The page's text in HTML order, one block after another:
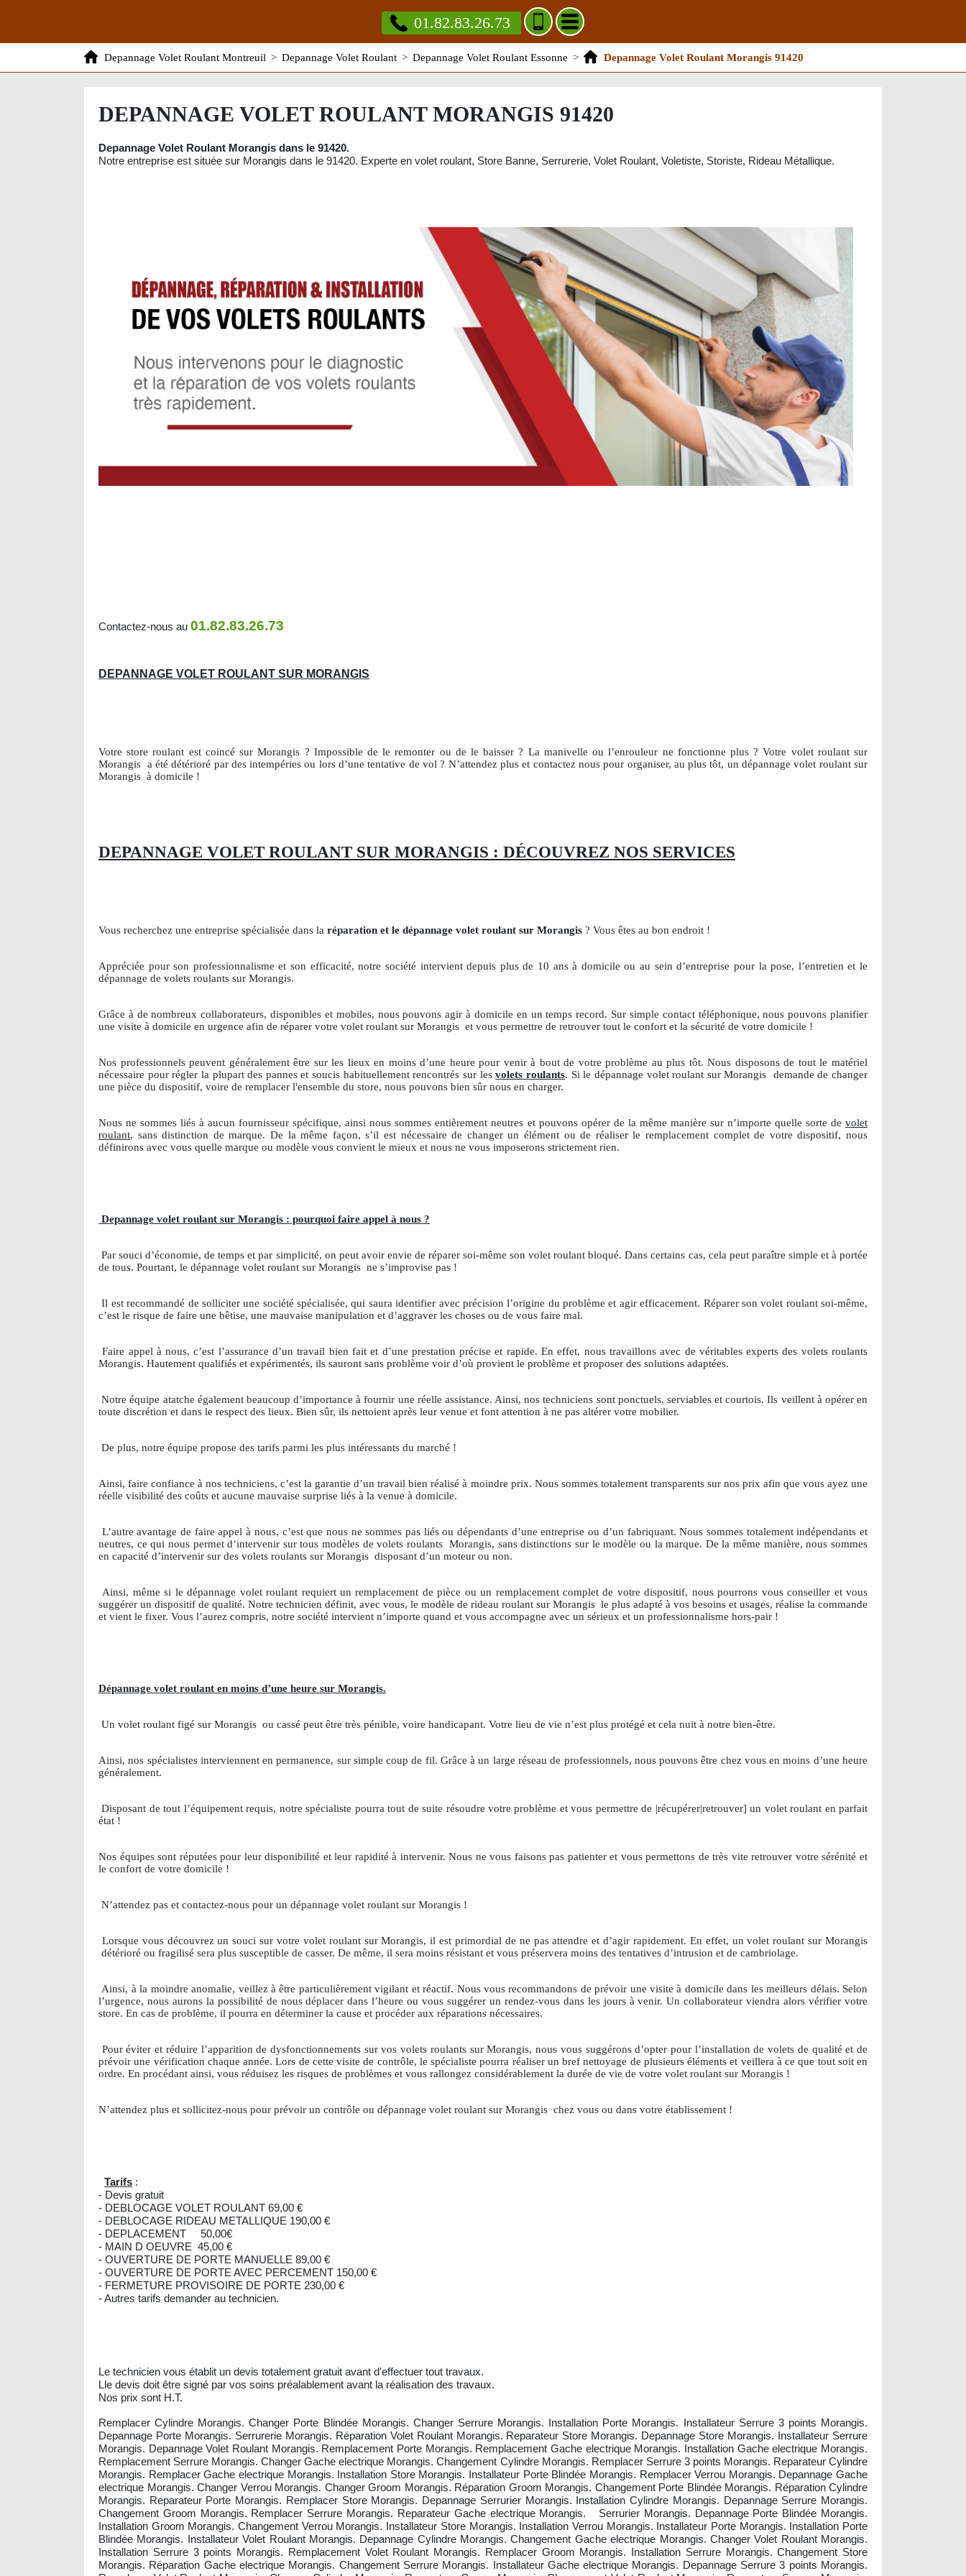
01.82.83.26.73
Depannage Volet Roulant Montreuil > Depannage Volet Roulant > Depannage Volet Roulant Essonne > Depannage Volet Roulant Morangis 91420
DEPANNAGE VOLET ROULANT MORANGIS 91420
Depannage Volet Roulant Morangis dans le 91420.
Notre entreprise est située sur Morangis dans le 91420. Experte en volet roulant, Store Banne, Serrurerie, Volet Roulant, Voletiste, Storiste, Rideau Métallique.
Contactez-nous au 01.82.83.26.73
DEPANNAGE VOLET ROULANT SUR MORANGIS
Votre store roulant est coincé sur Morangis ? Impossible de le remonter ou de le baisser ? La manivelle ou l’enrouleur ne fonctionne plus ? Votre volet roulant sur
Morangis a été détérioré par des intempéries ou lors d’une tentative de vol ? N’attendez plus et contactez nous pour organiser, au plus tôt, un dépannage volet roulant sur
Morangis à domicile !
DEPANNAGE VOLET ROULANT SUR MORANGIS : DÉCOUVREZ NOS SERVICES
Vous recherchez une entreprise spécialisée dans la réparation et le dépannage volet roulant sur Morangis ? Vous êtes au bon endroit !
Appréciée pour son professionnalisme et son efficacité, notre société intervient depuis plus de 10 ans à domicile ou au sein d’entreprise pour la pose, l’entretien et le
dépannage de volets roulants sur Morangis.
Grâce à de nombreux collaborateurs, disponibles et mobiles, nous pouvons agir à domicile en un temps record. Sur simple contact téléphonique, nous pouvons planifier
une visite à domicile en urgence afin de réparer votre volet roulant sur Morangis et vous permettre de retrouver tout le confort et la sécurité de votre domicile !
Nos professionnels peuvent généralement être sur les lieux en moins d’une heure pour venir à bout de votre problème au plus tôt. Nous disposons de tout le matériel
nécessaire pour régler la plupart des pannes et soucis habituellement rencontrés sur lesvolets roulants. Si le dépannage volet roulant sur Morangis
demande de changer
une pièce du dispositif, voire de remplacer l'ensemble du store, nous pouvons bien sûr nous en charger.
Nous ne sommes liés à aucun fournisseur spécifique, ainsi nous sommes entièrement neutres et pouvons opérer de la même manière sur n’importe quelle sorte de volet
roulant, sans distinction de marque. De la même façon, s’il est nécessaire de changer un élément ou de réaliser le remplacement complet de votre dispositif, nous
définirons avec vous quelle marque ou modèle vous convient le mieux et nous ne vous imposerons strictement rien.
Depannage volet roulant sur Morangis : pourquoi faire appel à nous ?
Par souci d’économie, de temps et par simplicité, on peut avoir envie de réparer soi-même son volet roulant bloqué. Dans certains cas, cela peut paraître simple et à portée
de tous. Pourtant, le dépannage volet roulant sur Morangis ne s’improvise pas !
Il est recommandé de solliciter une société spécialisée, qui saura identifier avec précision l’origine du problème et agir efficacement. Réparer son volet roulant soi-même,
c’est le risque de faire une bêtise, une mauvaise manipulation et d’aggraver les choses ou de vous faire mal.
Faire appel à nous, c’est l’assurance d’un travail bien fait et d’une prestation précise et rapide. En effet, nous travaillons avec de véritables experts des volets roulants
Morangis. Hautement qualifiés et expérimentés, ils sauront sans problème voir d’où provient le problème et proposer des solutions adaptées.
Notre équipe atatche également beaucoup d’importance à fournir une réelle assistance. Ainsi, nos techniciens sont ponctuels, serviables et courtois. Ils veillent à opérer en
toute discrétion et dans le respect des lieux. Bien sûr, ils nettoient après leur venue et font attention à ne pas altérer votre mobilier.
De plus, notre équipe propose des tarifs parmi les plus intéressants du marché !
Ainsi, faire confiance à nos techniciens, c’est la garantie d’un travail bien réalisé à moindre prix. Nous sommes totalement transparents sur nos prix afin que vous ayez une
réelle visibilité des coûts et aucune mauvaise surprise liés à la venue à domicile.
L’autre avantage de faire appel à nous, c’est que nous ne sommes pas liés ou dépendants d’une entreprise ou d’un fabriquant. Nous sommes totalement indépendants et
neutres, ce qui nous permet d’intervenir sur tous modèles de volets roulants Morangis, sans distinctions sur le modèle ou la marque. De la même manière, nous sommes
en capacité d’intervenir sur des volets roulants sur Morangis disposant d’un moteur ou non.
Ainsi, même si le dépannage volet roulant requiert un remplacement de pièce ou un remplacement complet de votre dispositif, nous pourrons vous conseiller et vous
suggérer un dispositif de qualité. Notre technicien définit, avec vous, le modèle de rideau roulant sur Morangis le plus adapté à vos besoins et usages, réalise la commande
et vient le fixer. Vous l’aurez compris, notre société intervient n’importe quand et vous accompagne avec un sérieux et un professionnalisme hors-pair !
Dépannage volet roulant en moins d’une heure sur Morangis.
Un volet roulant figé sur Morangis ou cassé peut être très pénible, voire handicapant. Votre lieu de vie n’est plus protégé et cela nuit à notre bien-être.
Ainsi, nos spécialistes interviennent en permanence, sur simple coup de fil. Grâce à un large réseau de professionnels, nous pouvons être chez vous en moins d’une heure
généralement.
Disposant de tout l’équipement requis, notre spécialiste pourra tout de suite résoudre votre problème et vous permettre de |récupérer|retrouver] un volet roulant en parfait
état !
Nos équipes sont réputées pour leur disponibilité et leur rapidité à intervenir. Nous ne vous faisons pas patienter et vous permettons de très vite retrouver votre sérénité et
le confort de votre domicile !
N’attendez pas et contactez-nous pour un dépannage volet roulant sur Morangis !
Lorsque vous découvrez un souci sur votre volet roulant sur Morangis, il est primordial de ne pas attendre et d’agir rapidement. En effet, un volet roulant sur Morangis
détérioré ou fragilisé sera plus susceptible de casser. De même, il sera moins résistant et vous préservera moins des tentatives d’intrusion et de cambriolage.
Ainsi, à la moindre anomalie, veillez à être particulièrement vigilant et réactif. Nous vous recommandons de prévoir une visite à domicile dans les meilleurs délais. Selon
l’urgence, nous aurons la possibilité de nous déplacer dans l’heure ou vous suggérer un rendez-vous dans les jours à venir. Un collaborateur viendra alors vérifier votre
store. En cas de problème, il pourra en déterminer la cause et procéder aux réparations nécessaires.
Pour éviter et réduire l’apparition de dysfonctionnements sur vos volets roulants sur Morangis, nous vous suggérons d’opter pour l’installation de volets de qualité et de
prévoir une vérification chaque année. Lors de cette visite de contrôle, le spécialiste pourra réaliser un bref nettoyage de plusieurs éléments et veillera à ce que tout soit en
ordre. En procédant ainsi, vous réduisez les risques de problèmes et vous rallongez considérablement la durée de vie de votre volet roulant sur Morangis !
N’attendez plus et sollicitez-nous pour prévoir un contrôle ou dépannage volet roulant sur Morangis chez vous ou dans votre établissement !
Tarifs :
- Devis gratuit
- DEBLOCAGE VOLET ROULANT 69,00 €
- DEBLOCAGE RIDEAU METALLIQUE 190,00 €
- DEPLACEMENT 50,00€
- MAIN D OEUVRE 45,00 €
- OUVERTURE DE PORTE MANUELLE 89,00 €
- OUVERTURE DE PORTE AVEC PERCEMENT 150,00 €
- FERMETURE PROVISOIRE DE PORTE 230,00 €
- Autres tarifs demander au technicien.
Le technicien vous établit un devis totalement gratuit avant d'effectuer tout travaux.
Lle devis doit être signé par vos soins préalablement avant la réalisation des travaux.
Nos prix sont H.T.
Remplacer Cylindre Morangis. Changer Porte Blindée Morangis. Changer Serrure Morangis. Installation Porte Morangis. Installateur Serrure 3 points Morangis.
Depannage Porte Morangis. Serrurerie Morangis. Réparation Volet Roulant Morangis. Reparateur Store Morangis. Depannage Store Morangis. Installateur Serrure
Morangis. Depannage Volet Roulant Morangis. Remplacement Porte Morangis. Remplacement Gache electrique Morangis. Installation Gache electrique Morangis.
Remplacement Serrure Morangis. Changer Gache electrique Morangis. Changement Cylindre Morangis. Remplacer Serrure 3 points Morangis. Reparateur Cylindre
Morangis. Remplacer Gache electrique Morangis. Installation Store Morangis. Installateur Porte Blindée Morangis. Remplacer Verrou Morangis. Depannage Gache
electrique Morangis. Changer Verrou Morangis. Changer Groom Morangis. Réparation Groom Morangis. Changement Porte Blindée Morangis. Réparation Cylindre
Morangis. Reparateur Porte Morangis. Remplacer Store Morangis. Depannage Serrurier Morangis. Installation Cylindre Morangis. Depannage Serrure Morangis.
Changement Groom Morangis. Remplacer Serrure Morangis. Reparateur Gache electrique Morangis. Serrurier Morangis. Depannage Porte Blindée Morangis.
Installation Groom Morangis. Changement Verrou Morangis. Installateur Store Morangis. Installation Verrou Morangis. Installateur Porte Morangis. Installation Porte
Blindée Morangis. Installateur Volet Roulant Morangis. Depannage Cylindre Morangis. Changement Gache electrique Morangis. Changer Volet Roulant Morangis.
Installation Serrure 3 points Morangis. Remplacement Volet Roulant Morangis. Remplacer Groom Morangis. Installation Serrure Morangis. Changement Store
Morangis. Réparation Gache electrique Morangis. Changement Serrure Morangis. Installateur Gache electrique Morangis. Depannage Serrure 3 points Morangis.